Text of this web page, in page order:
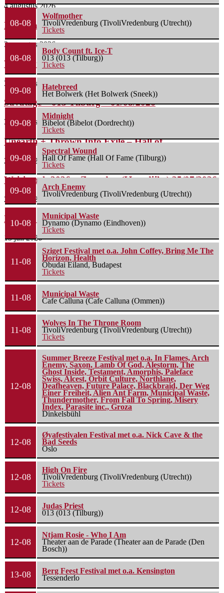
4 augustus 2026
Nick Cave & The Bad Seeds – Preston...
3 augustus 2026
Wolfmother + The Howlers – o2 Shepherd’s Bush...
3 augustus 2026
Savatage – 013 Tilburg – 01/08/2026
3 augustus 2026
Unearth + Thrown Into Exile – Hall of...
29 juli 2026
Weitjerock 2026 – Zaterdag (IJzendijke) 25/07/2026
26 juli 2026
Bospop 2026: Zondag (Weert) 12/07/2026
15 juli 2026
08-08
Wolfmother
TivoliVredenburg (TivoliVredenburg (Utrecht))
Tickets
08-08
Body Count ft. Ice-T
013 (013 (Tilburg))
Tickets
09-08
Hatebreed
Het Bolwerk (Het Bolwerk (Sneek))
09-08
Midnight
Bibelot (Bibelot (Dordrecht))
Tickets
09-08
Spectral Wound
Hall Of Fame (Hall Of Fame (Tilburg))
Tickets
09-08
Arch Enemy
TivoliVredenburg (TivoliVredenburg (Utrecht))
10-08
Municipal Waste
Dynamo (Dynamo (Eindhoven))
Tickets
11-08
Sziget Festival met o.a. John Coffey, Bring Me The
Horizon, Health
Óbudai Eiland, Budapest
Tickets
11-08
Municipal Waste
Cafe Calluna (Cafe Calluna (Ommen))
11-08
Wolves In The Throne Room
TivoliVredenburg (TivoliVredenburg (Utrecht))
Tickets
12-08
Summer Breeze Festival met o.a. In Flames, Arch
Enemy, Saxon, Lamb Of God, Alestorm, The
Ghost Inside, Testament, Amorphis, Paleface
Swiss, Alcest, Orbit Culture, Northlane,
Deafheaven, Future Palace, Blackbraid, Der Weg
Einer Freiheit, Alien Ant Farm, Municipal Waste,
Thundermother, From Fall To Spring, Misery
Index, Parasite inc., Groza
Dinkelsbühl
12-08
Øyafestivalen Festival met o.a. Nick Cave & the
Bad Seeds
Oslo
12-08
High On Fire
TivoliVredenburg (TivoliVredenburg (Utrecht))
Tickets
12-08
Judas Priest
013 (013 (Tilburg))
12-08
Ntjam Rosie - Who I Am
Theater aan de Parade (Theater aan de Parade (Den
Bosch))
13-08
Berg Feest Festival met o.a. Kensington
Tessenderlo